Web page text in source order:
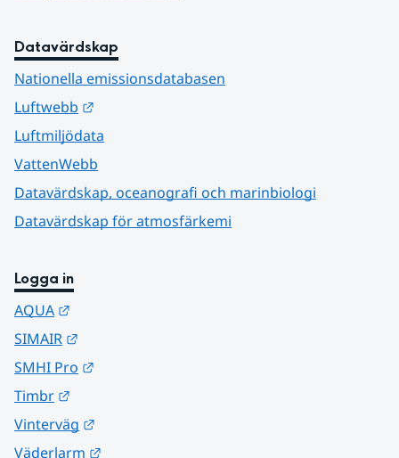
Datavärdskap
Nationella emissionsdatabasen
Luftwebb
Luftmiljödata
VattenWebb
Datavärdskap, oceanografi och marinbiologi
Datavärdskap för atmosfärkemi
Logga in
AQUA
SIMAIR
SMHI Pro
Timbr
Vinterväg
Väderlarm